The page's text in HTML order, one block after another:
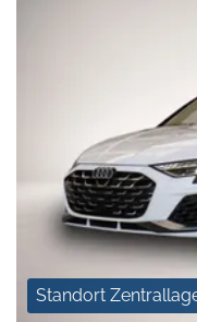
Standort